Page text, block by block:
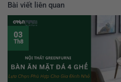
Bài viết liên quan
03
Th8